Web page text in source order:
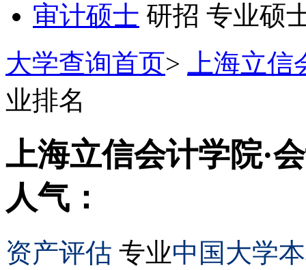
审计硕士 研招 专业硕
大学查询首页>
上海立
业排名
上海立信会计学院·
人气：
资产评估 专业中国大学